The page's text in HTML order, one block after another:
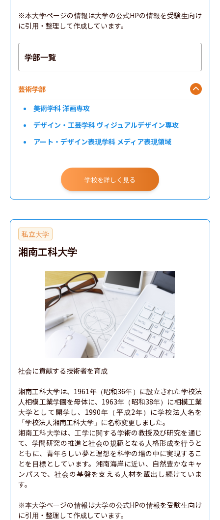
※本大学ページの情報は大学の公式HPの情報を受験生向け
に引用・整理して作成しています。
学部一覧
芸術学部
美術学科 洋画専攻
デザイン・工芸学科 ヴィジュアルデザイン専攻
アート・デザイン表現学科 メディア表現領域
美術学科 立体アート専攻
アート・デザイン表現学科 ヒーリング表現領域
学校を詳しく見る
私立大学
湘南工科大学
社会に貢献する技術者を育成
湘南工科大学は、1961年（昭和36年）に設立された学校法
人相模工業学園を母体に、1963年（昭和38年）に相模工業
大学として開学し、1990年（平成2年）に学校法人名を
「学校法人湘南工科大学」に名称変更しました。
湘南工科大学は、工学に関する学術の教授及び研究を通じ
て、学問研究の推進と社会の規範となる人格形成を行うと
ともに、青年らしい夢と理想を科学の場の中に実現するこ
とを目標としています。湘南海岸に近い、自然豊かなキャ
ンパスで、社会の基盤を支える人材を輩出し続けていま
す。
※本大学ページの情報は大学の公式HPの情報を受験生向け
に引用・整理して作成しています。